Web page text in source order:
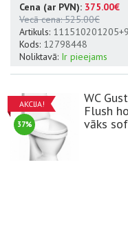
Cena (ar PVN): 375.00€
Vecā cena:525.00€
Artikuls:
Kods: 12798448
Noliktavā: Ir pieejams
AKCIJA!
37%
WC
Flush
vāks